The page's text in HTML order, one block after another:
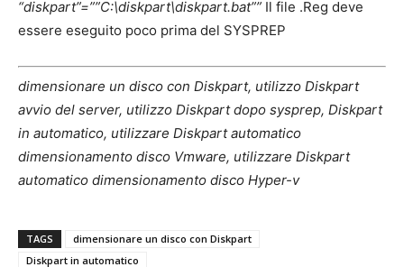
“diskpart”=””C:\diskpart\diskpart.bat”” Il file .Reg deve
essere eseguito poco prima del SYSPREP
dimensionare un disco con Diskpart, utilizzo Diskpart
avvio del server, utilizzo Diskpart dopo sysprep, Diskpart
in automatico, utilizzare Diskpart automatico
dimensionamento disco Vmware, utilizzare Diskpart
automatico dimensionamento disco Hyper-v
TAGS
dimensionare un disco con Diskpart
Diskpart in automatico